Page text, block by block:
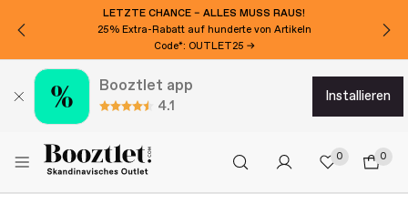
LETZTE CHANCE – ALLES MUSS RAUS!
25% Extra-Rabatt auf hunderte von Artikeln
Code*: OUTLET25 →
Booztlet app
4.1
installieren
0 0